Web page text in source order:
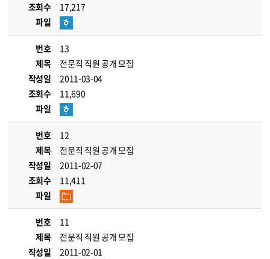
조회수
17,217
파일
번호
13
제목
전문직 직원 공개 모집
작성일
2011-03-04
조회수
11,690
파일
번호
12
제목
전문직 직원 공개 모집
작성일
2011-02-07
조회수
11,411
파일
번호
11
제목
전문직 직원 공개 모집
작성일
2011-02-01